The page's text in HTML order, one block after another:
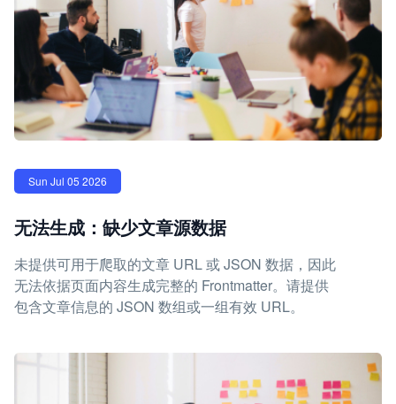
Sun Jul 05 2026
无法生成：缺少文章源数据
未提供可用于爬取的文章 URL 或 JSON 数据，因此
无法依据页面内容生成完整的 Frontmatter。请提供
包含文章信息的 JSON 数组或一组有效 URL。